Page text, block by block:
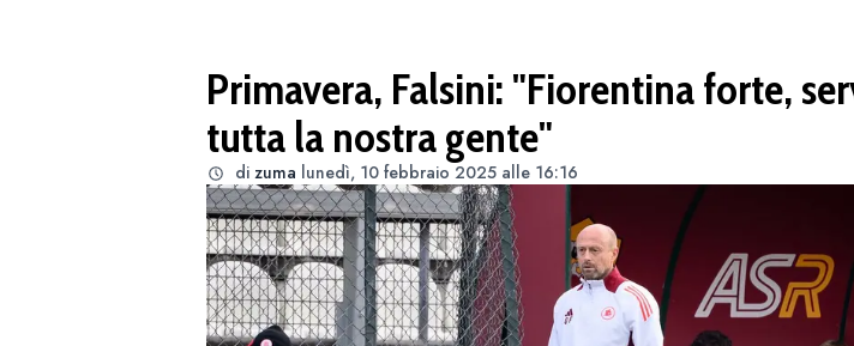
Primavera, Falsini: "Fiorentina forte,
tutta la nostra gente"
di zuma lunedì, 10 febbraio 2025 alle 16:16